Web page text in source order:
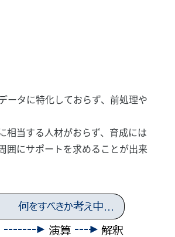
ータに特化しておらず、前処理や
相当する人材がおらず、育成には
囲にサポートを求めることが出来